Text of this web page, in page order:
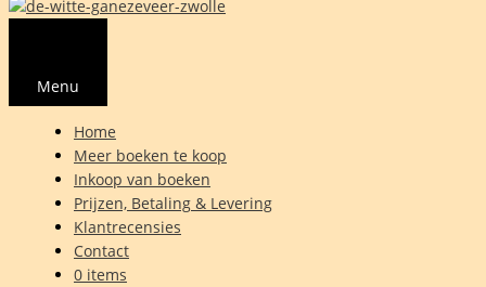
Menu
Home
Meer boeken te koop
Inkoop van boeken
Prijzen, Betaling & Levering
Klantrecensies
Contact
0 items